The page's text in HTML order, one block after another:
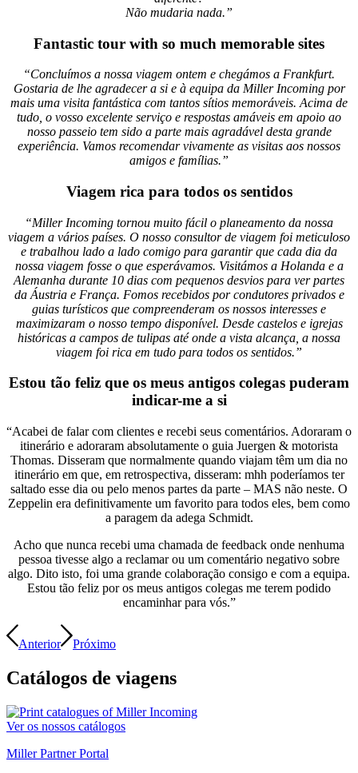
Não mudaria nada.”
Fantastic tour with so much memorable sites
“Concluímos a nossa viagem ontem e chegámos a Frankfurt.
Gostaria de lhe agradecer a si e à equipa da Miller Incoming por
mais uma visita fantástica com tantos sítios memoráveis. Acima de
tudo, o vosso excelente serviço e respostas amáveis em apoio ao
nosso passeio tem sido a parte mais agradável desta grande
experiência. Vamos recomendar vivamente as visitas aos nossos
amigos e famílias.”
Viagem rica para todos os sentidos
“Miller Incoming tornou muito fácil o planeamento da nossa
viagem a vários países. O nosso consultor de viagem foi meticuloso
e trabalhou lado a lado comigo para garantir que cada dia da
nossa viagem fosse o que esperávamos. Visitámos a Holanda e a
Alemanha durante 10 dias com pequenos desvios para ver partes
da Áustria e França. Fomos recebidos por condutores privados e
guias turísticos que compreenderam os nossos interesses e
maximizaram o nosso tempo disponível. Desde castelos e igrejas
históricas a campos de tulipas até onde a vista alcança, a nossa
viagem foi rica em tudo para todos os sentidos.”
Estou tão feliz que os meus antigos colegas puderam
indicar-me a si
“Acabei de falar com clientes e recebi seus comentários. Adoraram o
itinerário e adoraram absolutamente o guia Juergen & motorista
Thomas. Disseram que normalmente quando viajam têm um dia no
itinerário em que, em retrospectiva, disseram: mhh poderíamos ter
saltado esse dia ou pelo menos partes da parte – MAS não neste. O
Zeppelin era definitivamente um favorito para todos eles, bem como
a paragem da adega Schmidt.
Acho que nunca recebi uma chamada de feedback onde nenhuma
pessoa tivesse algo a reclamar ou um comentário negativo sobre
algo. Dito isto, foi uma grande colaboração consigo e com a equipa.
Estou tão feliz por os meus antigos colegas me terem podido
encaminhar para vós.”
Anterior Próximo
Catálogos de viagens
Ver os nossos catálogos
Miller Partner Portal